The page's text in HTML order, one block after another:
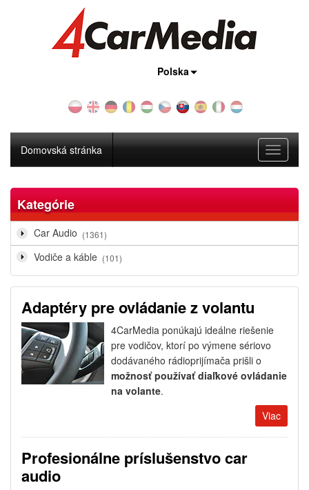
Polska
Toggle
Domovská stránka
Kategórie
Car Audio (1361)
Vodiče a káble (101)
Adaptéry pre ovládanie z volantu
4CarMedia ponúkajú ideálne riešenie
pre vodičov, ktorí po výmene sériovo
dodávaného rádioprijímača prišli o
možnosť používať diaľkové ovládanie
na volante.
Viac
Profesionálne príslušenstvo car
audio